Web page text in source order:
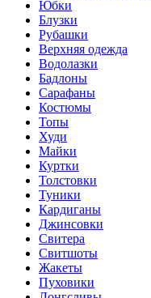
Юбки
Блузки
Рубашки
Верхняя одежда
Водолазки
Бадлоны
Сарафаны
Костюмы
Топы
Худи
Майки
Куртки
Толстовки
Туники
Кардиганы
Джинсовки
Свитера
Свитшоты
Жакеты
Пуховики